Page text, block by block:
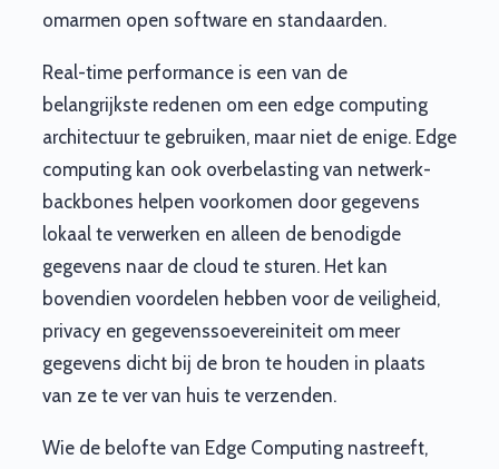
omarmen open software en standaarden.
Real-time performance is een van de
belangrijkste redenen om een edge computing
architectuur te gebruiken, maar niet de enige. Edge
computing kan ook overbelasting van netwerk-
backbones helpen voorkomen door gegevens
lokaal te verwerken en alleen de benodigde
gegevens naar de cloud te sturen. Het kan
bovendien voordelen hebben voor de veiligheid,
privacy en gegevenssoevereiniteit om meer
gegevens dicht bij de bron te houden in plaats
van ze te ver van huis te verzenden.
Wie de belofte van Edge Computing nastreeft,